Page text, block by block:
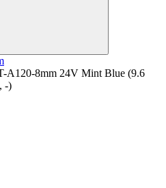
A120-8mm 24V Mint Blue (9.6
-)